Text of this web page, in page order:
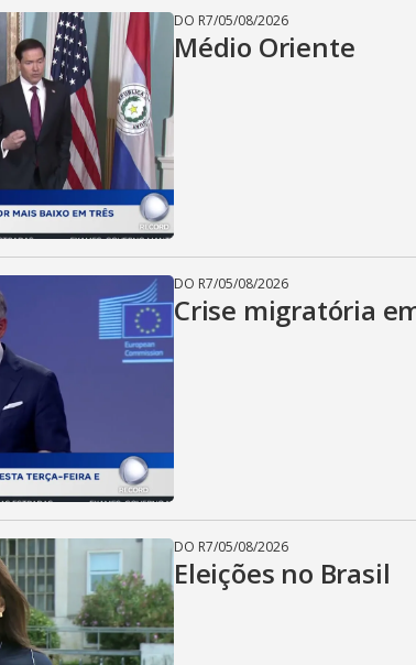
DO R7/05/08/2026
Médio Oriente
DO R7/05/08/2026
Crise migratória
DO R7/05/08/2026
Eleições no Brasil